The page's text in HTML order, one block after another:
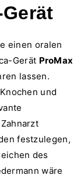
einen oralen
Gerät ProMax
lassen.
und
festzulegen,
des
wäre